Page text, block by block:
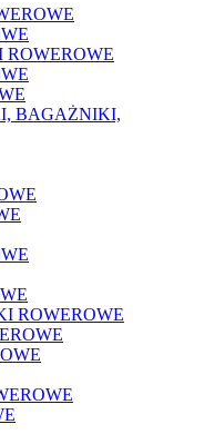
BAGAŻNIKI,
ROWEROWE